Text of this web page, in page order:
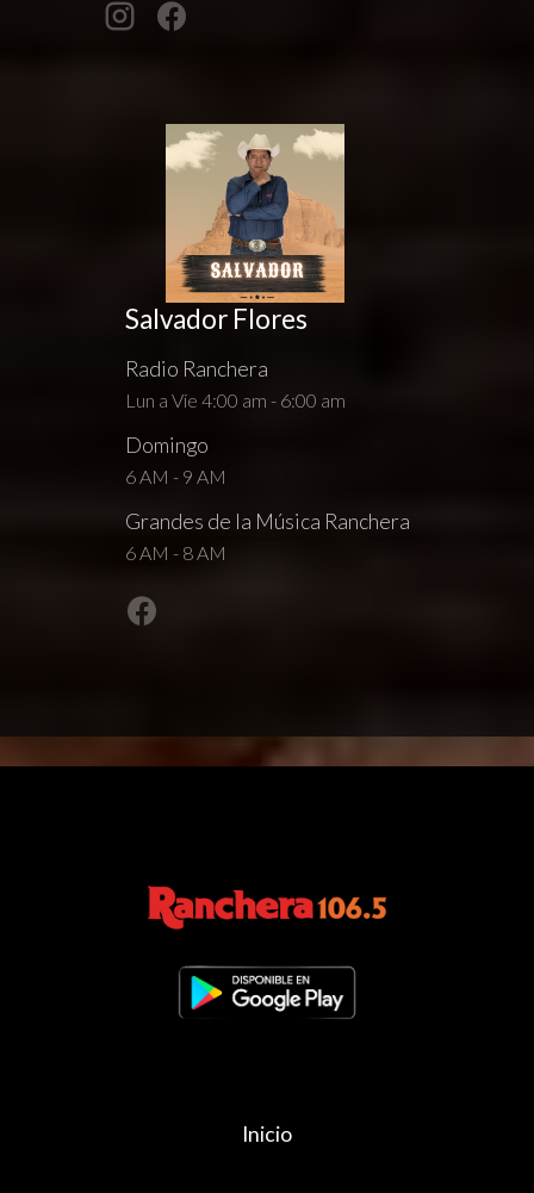
Salvador Flores
Radio Ranchera
Lun a Vie 4:00 am - 6:00 am
Domingo
6 AM - 9 AM
Grandes de la Música Ranchera
6 AM - 8 AM
Inicio